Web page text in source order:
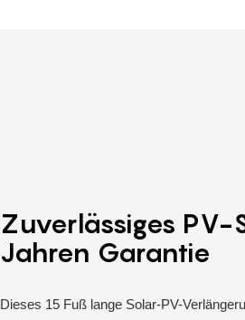
Zuverlässiges
Jahren Garantie
Dieses 15 Fuß lange Solar-PV-